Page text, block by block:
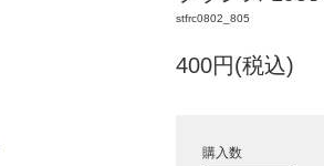
stfrc0802_805
400円(税込)
購入数